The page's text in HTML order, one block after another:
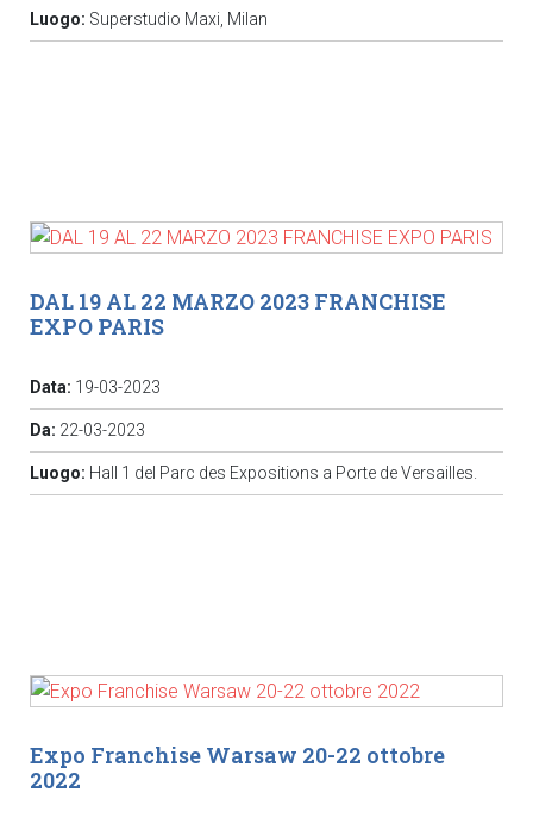
Luogo: Superstudio Maxi, Milan
DAL 19 AL 22 MARZO 2023 FRANCHISE
EXPO PARIS
Data: 19-03-2023
Da: 22-03-2023
Luogo: Hall 1 del Parc des Expositions a Porte de Versailles.
Expo Franchise Warsaw 20-22 ottobre
2022